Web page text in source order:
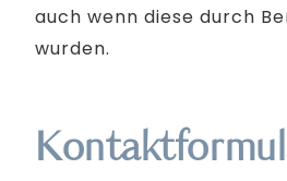
auch wenn diese durch
wurden.